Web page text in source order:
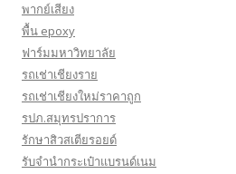
พากย์เสียง
พื้น epoxy
ฟาร์มมหาวิทยาลัย
รถเช่าเชียงราย
รถเช่าเชียงใหม่ราคาถูก
รปภ.สมุทรปราการ
รักษาสิวสเตียรอยด์
รับจำนำกระเป๋าแบรนด์เนม